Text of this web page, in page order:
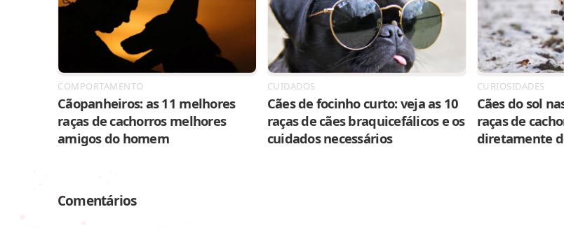
COMPORTAMENTO
Cãopanheiros: as 11 melhores
raças de cachorros melhores
amigos do homem
CUIDADOS
Cães de focinho curto: veja as 10
raças de cães braquicefálicos e os
cuidados necessários
CURIOSIDADES
Cães do sol
raças de
diretamente
Comentários